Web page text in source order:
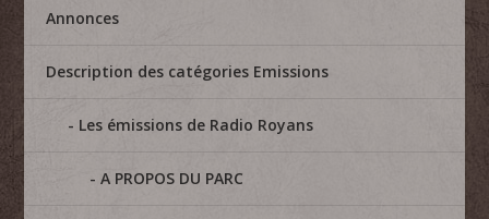
Annonces
Description des catégories Emissions
Les émissions de Radio Royans
A PROPOS DU PARC